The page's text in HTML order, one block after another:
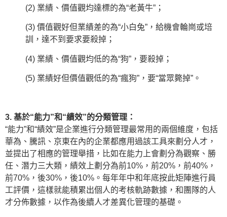
(2) 業績、價值觀均達標的為“老黃牛”；
(3) 價值觀好但業績差的為“小白兔”，給機會輪崗或培
訓，達不到要求要殺掉；
(4) 業績、價值觀均低的為“狗”，要殺掉；
(5) 業績好但價值觀低的為“瘋狗”，要“當眾斃掉”。
3. 基於“能力”和“績效”的分類管理：
“能力”和“績效”是企業進行分類管理最常用的兩個維度，包括
華為、騰訊、京東在內的企業都應用過該工具來劃分人才，
並提出了相應的管理舉措，比如在能力上會劃分為觀察、勝
任、潛力三大類，績效上劃分為前10%，前20%，前40%，
前70%，後30%，後10%。每年年中和年底按此矩陣進行員
工評價，這樣就能積累出個人的考核軌跡數據，和團隊的人
才分佈數據，以作為後續人才差異化管理的基礎。